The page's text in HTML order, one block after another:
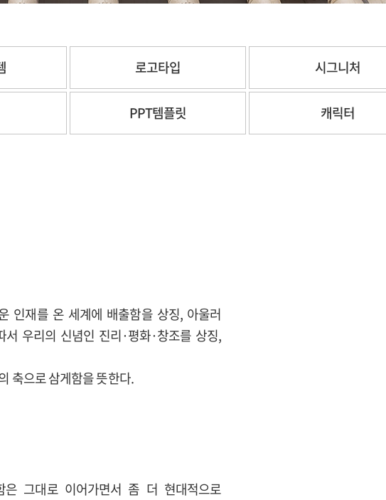
로고타입 시그니처
PPT템플릿 캐릭터
인재를 온 세계에 배출함을 상징, 아울러
서 우리의 신념인 진리·평화·창조를 상징,
축으로 삼게함을 뜻한다.
그대로 이어가면서 좀 더 현대적으로